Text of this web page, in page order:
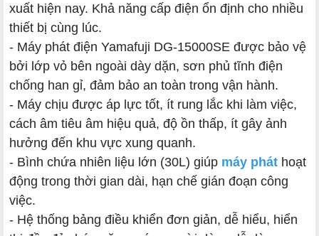
xuất hiện nay. Khả năng cấp điện ổn định cho nhiều
thiết bị cùng lúc.
- Máy phát điện Yamafuji DG-15000SE được bảo vệ
bởi lớp vỏ bên ngoài dày dặn, sơn phủ tĩnh điện
chống han gỉ, đảm bảo an toàn trong vận hành.
- Máy chịu được áp lực tốt, ít rung lắc khi làm việc,
cách âm tiêu âm hiệu quả, độ ồn thấp, ít gây ảnh
hưởng đến khu vực xung quanh.
- Bình chứa nhiên liệu lớn (30L) giúp máy phát hoạt
động trong thời gian dài, hạn chế gián đoạn công
việc.
- Hệ thống bảng điều khiển đơn giản, dễ hiểu, hiển